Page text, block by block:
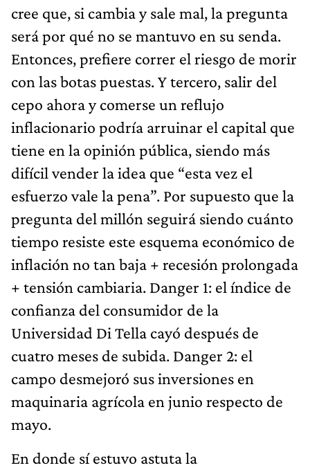
cree que, si cambia y sale mal, la pregunta
será por qué no se mantuvo en su senda.
Entonces, prefiere correr el riesgo de morir
con las botas puestas. Y tercero, salir del
cepo ahora y comerse un reflujo
inflacionario podría arruinar el capital que
tiene en la opinión pública, siendo más
difícil vender la idea que “esta vez el
esfuerzo vale la pena”. Por supuesto que la
pregunta del millón seguirá siendo cuánto
tiempo resiste este esquema económico de
inflación no tan baja + recesión prolongada
+ tensión cambiaria. Danger 1: el índice de
confianza del consumidor de la
Universidad Di Tella cayó después de
cuatro meses de subida. Danger 2: el
campo desmejoró sus inversiones en
maquinaria agrícola en junio respecto de
mayo.
En donde sí estuvo astuta la